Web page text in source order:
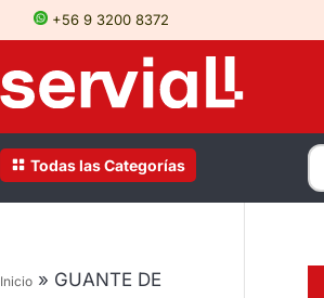
+56 9 3200 8372
Todas las Categorías
Inicio » GUANTE DE